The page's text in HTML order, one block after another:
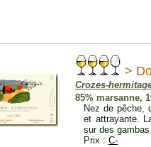
>
Crozes-
85% marsanne,
Nez de pêche,
et attrayante.
sur des
Prix : C-